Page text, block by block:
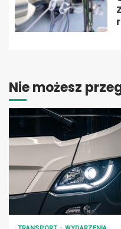
Nie możesz